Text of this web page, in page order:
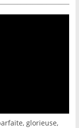
glorieuse,